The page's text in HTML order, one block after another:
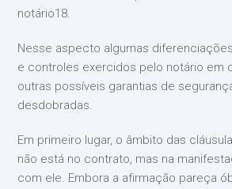
notário18.
Nesse aspecto algumas
e controles exercidos pelo notário em
outras possíveis garantias de
desdobradas.
Em primeiro lugar, o âmbito das
não está no contrato, mas na
com ele. Embora a afirmação pareça